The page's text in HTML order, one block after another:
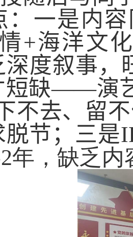
：一是内
+海洋文
深度叙事，
短缺——演
不去、留
节；三是
年，缺乏内